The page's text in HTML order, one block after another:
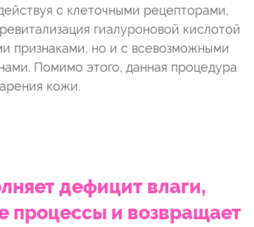
с клеточными рецепторами,
гиалуроновой кислотой
признаками, но и с всевозможными
Помимо этого, данная процедура
кожи.
дефицит влаги,
процессы и возвращает